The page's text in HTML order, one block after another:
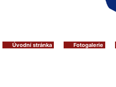
Úvodní stránka Fotogalerie